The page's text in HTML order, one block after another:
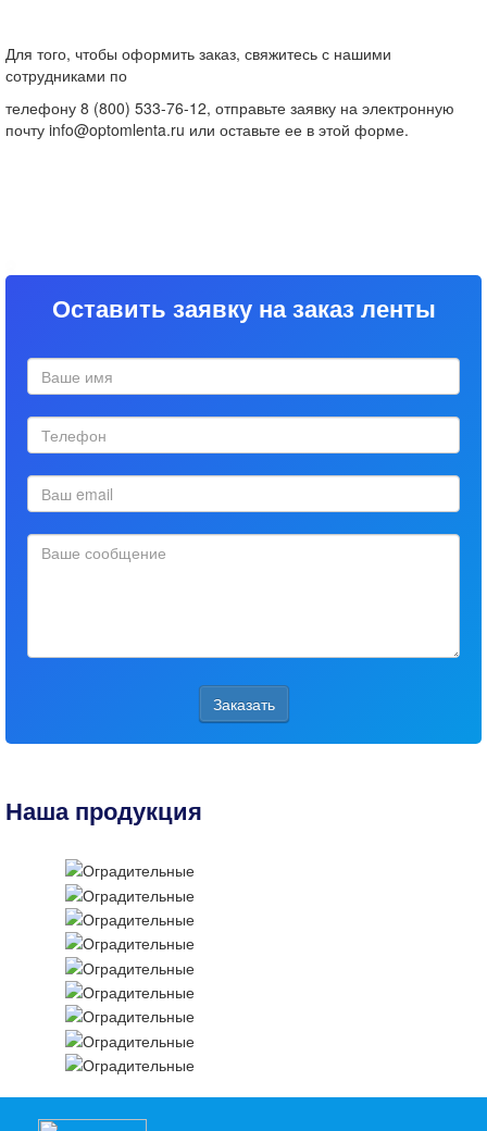
Для того, чтобы оформить заказ, свяжитесь с нашими
сотрудниками по
телефону 8 (800) 533-76-12, отправьте заявку на электронную
почту info@optomlenta.ru или оставьте ее в этой форме.
Оставить заявку на заказ ленты
Заказать
Наша продукция